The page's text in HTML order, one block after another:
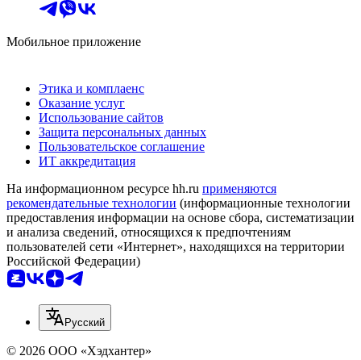
Мобильное приложение
Этика и комплаенс
Оказание услуг
Использование сайтов
Защита персональных данных
Пользовательское соглашение
ИТ аккредитация
На информационном ресурсе hh.ru применяются
рекомендательные технологии (информационные технологии
предоставления информации на основе сбора, систематизации
и анализа сведений, относящихся к предпочтениям
пользователей сети «Интернет», находящихся на территории
Российской Федерации)
Русский
© 2026 ООО «Хэдхантер»